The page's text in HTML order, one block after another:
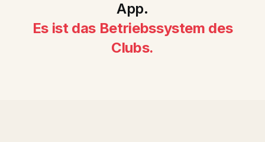
App.
Es ist das Betriebssystem des
Clubs.